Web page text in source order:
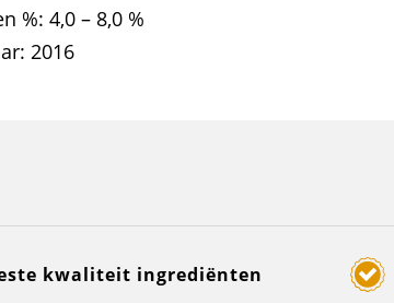
% 4,0 – 8,0 %
2016
kwaliteit ingrediënten